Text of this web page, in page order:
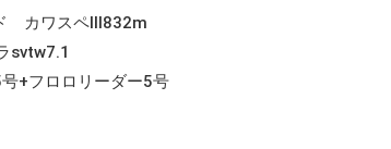
カワスペIII832m
svtw7.1
+フロロリーダー5号